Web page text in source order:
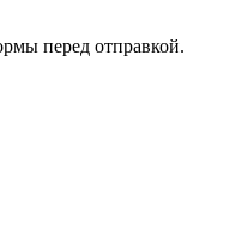
перед отправкой.